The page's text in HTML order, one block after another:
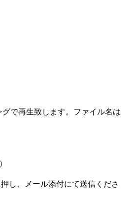
で再生致します。ファイル名は
し、メール添付にて送信くださ